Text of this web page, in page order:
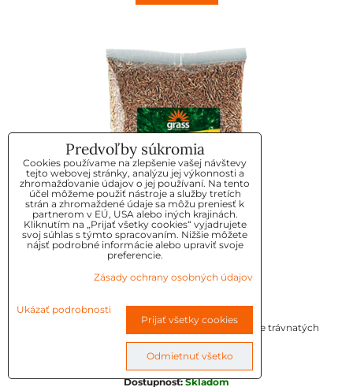
Tráva TIEŇ 1kg FORE
Trávna zmes "DO STÍNU" je určená pre zakladanie trávnatých
plôch na...
Skladové číslo:34043
Dostupnosť:Skladom
Predvoľby súkromia
Cookies používame na zlepšenie vašej návštevy
tejto webovej stránky, analýzu jej výkonnosti a
zhromažďovanie údajov o jej používaní. Na tento
účel môžeme použiť nástroje a služby tretích
strán a zhromaždené údaje sa môžu preniesť k
partnerom v EÚ, USA alebo iných krajinách.
Kliknutím na „Prijať všetky cookies“ vyjadrujete
svoj súhlas s týmto spracovaním. Nižšie môžete
nájsť podrobné informácie alebo upraviť svoje
preferencie.
Zásady ochrany osobných údajov
Ukázať podrobnosti
Prijať všetky cookies
Odmietnuť všetko